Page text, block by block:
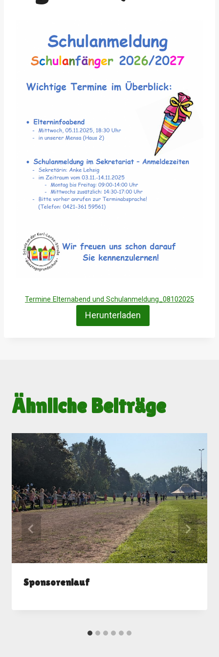
Termine Elternabend und Schulanmeldung_08102025
Herunterladen
Ähnliche Beiträge
Sponsorenlauf